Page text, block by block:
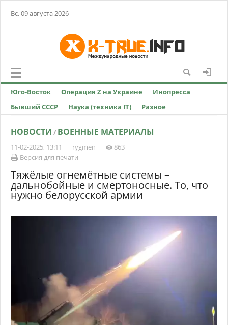
Вс, 09 августа 2026
Юго-Восток Операция Z на Украине
Инопресса
Бывший СССР
Наука (техника IT) Разное
НОВОСТИ / ВОЕННЫЕ МАТЕРИАЛЫ
11-02-2025, 13:11 rygmen
863
Версия для печати
Тяжёлые огнемётные системы –
дальнобойные и смертоносные. То, что
нужно белорусской армии